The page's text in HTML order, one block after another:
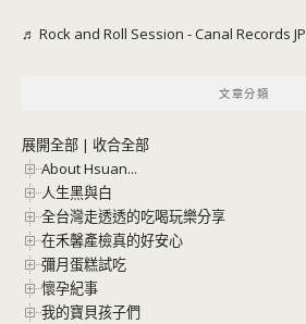
♬ Rock and Roll Session - Canal Records JP
文章分類
展開全部 | 收合全部
About Hsuan...
人生黑與白
全台灣走透透的吃喝玩樂分享
在禾馨產檢真的好安心
彌月蛋糕試吃
懷孕紀事
我的寶貝孩子們